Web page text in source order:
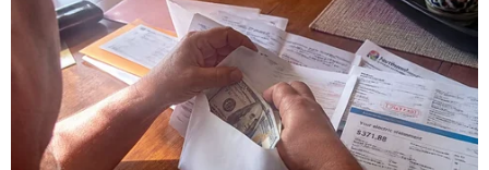
Ba kẻ đổ dầu thải vào nguồn nước
sông Đà lĩnh hơn 12 năm tù giam
31/07/2020 10:25